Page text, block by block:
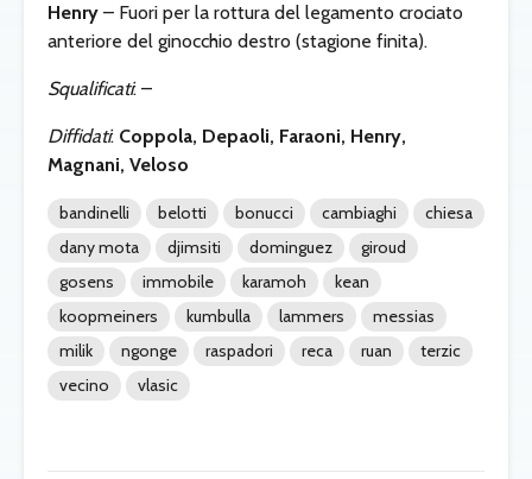
Henry – Fuori per la rottura del legamento crociato
anteriore del ginocchio destro (stagione finita).
Squalificati: –
Diffidati: Coppola, Depaoli, Faraoni, Henry,
Magnani, Veloso
bandinelli belotti bonucci cambiaghi
chiesa
dany mota
djimsiti dominguez
giroud
gosens
immobile karamoh
kean
koopmeiners
kumbulla lammers
messias
milik
ngonge raspadori reca ruan
terzic
vecino
vlasic